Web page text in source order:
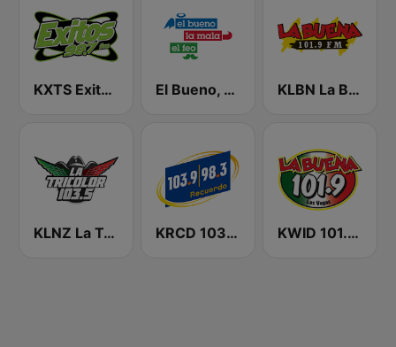
KXTS Exitos 98.7 FM El Bueno, La Mala y El Feo KLBN La Buena 101.9 FM
KLNZ La Tricolor 103.5 FM KRCD 103.9 - 98.3 Recuerdo (US Only) KWID 101.9 La Buena